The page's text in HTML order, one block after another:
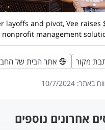
layoffs and pivot, Vee raises
nonprofit management
מקור אתר הבית של
באתר: 10/7/2024
אחרונים נוספים